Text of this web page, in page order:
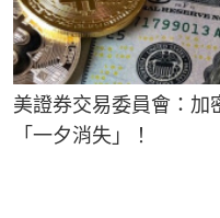
美證券交易委員會：加
「一夕消失」！